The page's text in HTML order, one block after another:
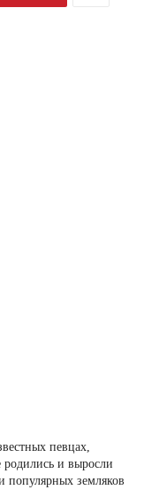
певцах,
и выросли
популярных земляков